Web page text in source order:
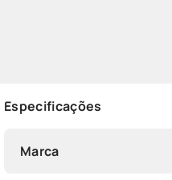
Especificações
Marca